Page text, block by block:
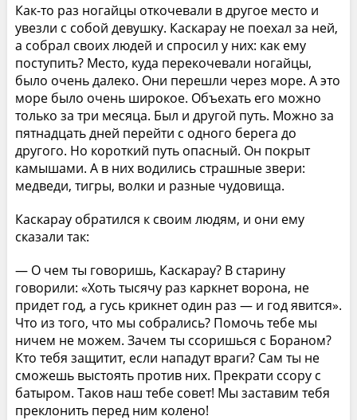
Как-то раз ногайцы откочевали в другое место и
увезли с собой девушку. Каскарау не поехал за ней,
а собрал своих людей и спросил у них: как ему
поступить? Место, куда перекочевали ногайцы,
было очень далеко. Они перешли через море. А это
море было очень широкое. Объехать его можно
только за три месяца. Был и другой путь. Можно за
пятнадцать дней перейти с одного берега до
другого. Но короткий путь опасный. Он покрыт
камышами. А в них водились страшные звери:
медведи, тигры, волки и разные чудовища.
Каскарау обратился к своим людям, и они ему
сказали так:
— О чем ты говоришь, Каскарау? В старину
говорили: «Хоть тысячу раз каркнет ворона, не
придет год, а гусь крикнет один раз — и год явится».
Что из того, что мы собрались? Помочь тебе мы
ничем не можем. Зачем ты ссоришься с Бораном?
Кто тебя защитит, если нападут враги? Сам ты не
сможешь выстоять против них. Прекрати ссору с
батыром. Таков наш тебе совет! Мы заставим тебя
преклонить перед ним колено!